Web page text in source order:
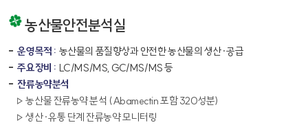
농산물안전분석실
운영목적 : 농산물의 품질향상과 안전한 농산물의 생산·공급
주요장비 : LC/MS/MS, GC/MS/MS 등
잔류농약분석
농산물 잔류농약 분석 (Abamectin 포함 320성분)
생산·유통 단계 잔류농약 모니터링